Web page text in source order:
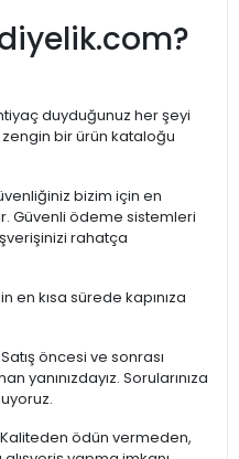
duyduğunuz her şeyi
bir ürün kataloğu
bizim için en
Güvenli ödeme sistemleri
rahatça
en kısa sürede kapınıza
Satış öncesi ve sonrası
yanınızdayız. Sorularınıza
Kaliteden ödün vermeden,